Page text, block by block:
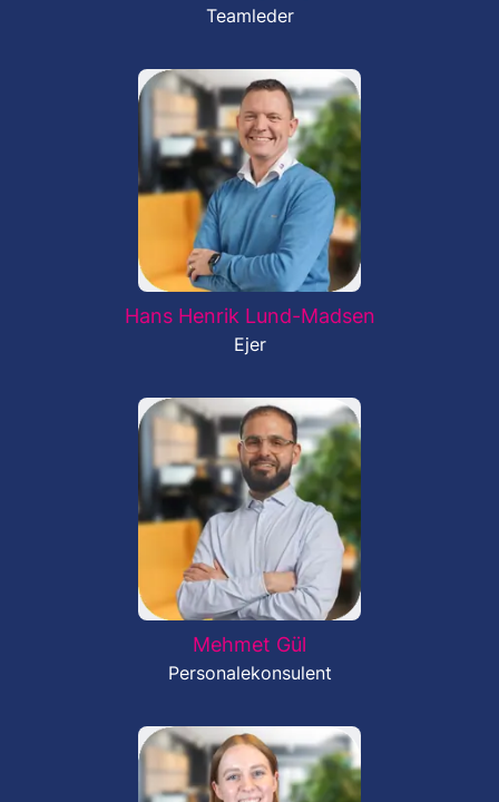
Teamleder
Hans Henrik Lund-Madsen
Ejer
Mehmet Gül
Personalekonsulent